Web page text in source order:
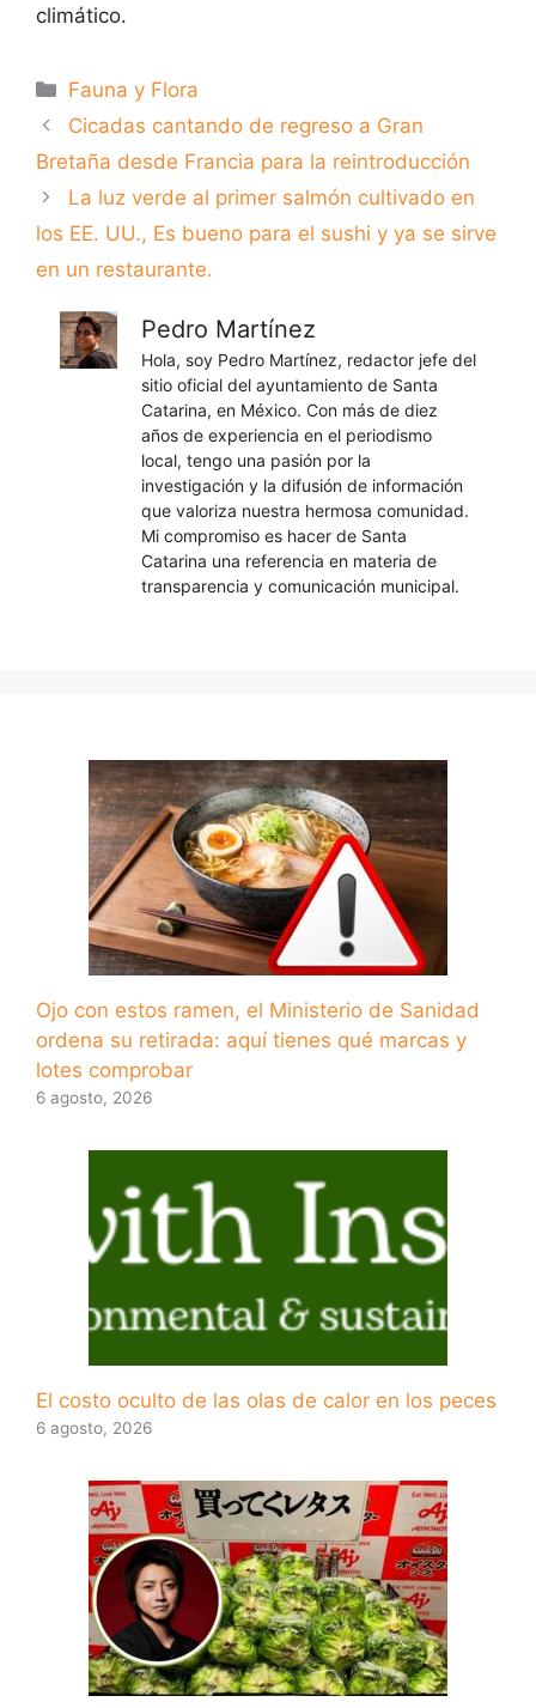
climático.
Categorías
Fauna y Flora
Cicadas cantando de regreso a Gran
Bretaña desde Francia para la reintroducción
La luz verde al primer salmón cultivado en
los EE. UU., Es bueno para el sushi y ya se sirve
en un restaurante.
Pedro Martínez
Hola, soy Pedro Martínez, redactor jefe del
sitio oficial del ayuntamiento de Santa
Catarina, en México. Con más de diez
años de experiencia en el periodismo
local, tengo una pasión por la
investigación y la difusión de información
que valoriza nuestra hermosa comunidad.
Mi compromiso es hacer de Santa
Catarina una referencia en materia de
transparencia y comunicación municipal.
Ojo con estos ramen, el Ministerio de Sanidad
ordena su retirada: aquí tienes qué marcas y
lotes comprobar
6 agosto, 2026
El costo oculto de las olas de calor en los peces
6 agosto, 2026